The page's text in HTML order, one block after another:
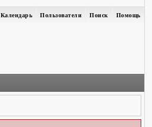
Помощь
Поиск
Пользователи
Календарь